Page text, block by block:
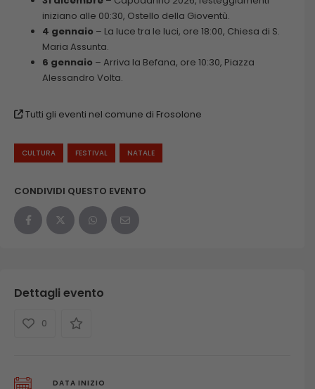
iniziano alle 00:30, Ostello della Gioventù.
4 gennaio – La luce tra le luci, ore 18:00, Chiesa di S.
Maria Assunta.
6 gennaio – Arriva la Befana, ore 10:30, Piazza
Alessandro Volta.
Tutti gli eventi nel comune di Frosolone
CULTURA FESTIVAL NATALE
CONDIVIDI QUESTO EVENTO
Dettagli evento
0
DATA INIZIO